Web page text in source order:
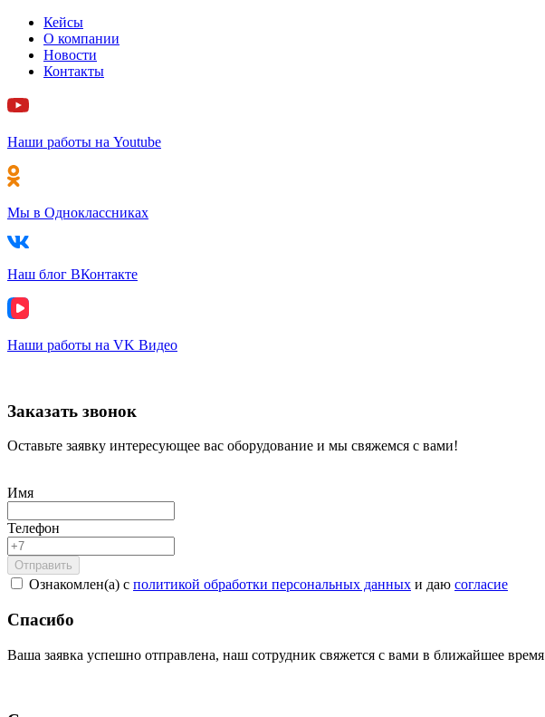
Кейсы
О компании
Новости
Контакты
Наши работы на Youtube
Мы в Одноклассниках
Наш блог ВКонтакте
Наши работы на VK Видео
Заказать звонок
Оставьте заявку интересующее вас оборудование и мы свяжемся с вами!
Имя
Телефон
Ознакомлен(а) с политикой обработки персональных данных и даю согласие
Спасибо
Ваша заявка успешно отправлена, наш сотрудник свяжется с вами в ближайшее время